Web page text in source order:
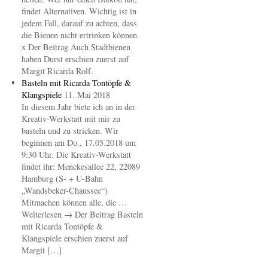
findet Alternativen. Wichtig ist in
jedem Fall, darauf zu achten, dass
die Bienen nicht ertrinken können.
x Der Beitrag Auch Stadtbienen
haben Durst erschien zuerst auf
Margit Ricarda Rolf.
Basteln mit Ricarda Tontöpfe &
Klangspiele 11. Mai 2018
In diesem Jahr biete ich an in der
Kreativ-Werkstatt mit mir zu
basteln und zu stricken. Wir
beginnen am Do., 17.05.2018 um
9:30 Uhr. Die Kreativ-Werkstatt
findet ihr: Menckesallee 22, 22089
Hamburg (S- + U-Bahn
„Wandsbeker-Chaussee“)
Mitmachen können alle, die …
Weiterlesen → Der Beitrag Basteln
mit Ricarda Tontöpfe &
Klangspiele erschien zuerst auf
Margit […]